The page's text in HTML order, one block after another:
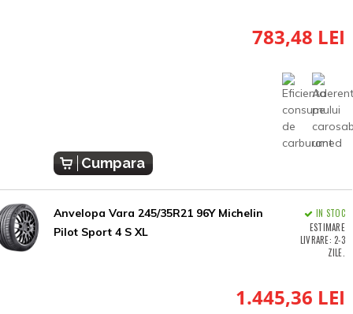
783,48 LEI
Cumpara
Anvelopa Vara 245/35R21 96Y Michelin
Pilot Sport 4 S XL
IN STOC
ESTIMARE
LIVRARE: 2-3
ZILE.
1.445,36 LEI